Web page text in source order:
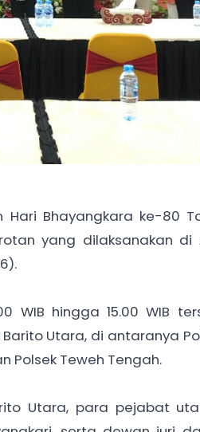
Bhayangkara ke-80
yang dilaksanakan di
WIB hingga 15.00 WIB
Utara, di antaranya
Polsek Teweh Tengah.
Utara, para pejabat